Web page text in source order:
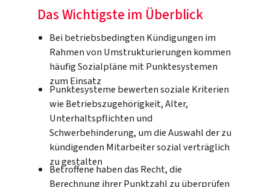
Das Wichtigste im Überblick
Bei betriebsbedingten Kündigungen im
Rahmen von Umstrukturierungen kommen
häufig Sozialpläne mit Punktesystemen
zum Einsatz
Punktesysteme bewerten soziale Kriterien
wie Betriebszugehörigkeit, Alter,
Unterhaltspflichten und
Schwerbehinderung, um die Auswahl der zu
kündigenden Mitarbeiter sozial verträglich
zu gestalten
Betroffene haben das Recht, die
Berechnung ihrer Punktzahl zu überprüfen